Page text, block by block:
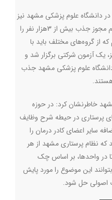
دانشگاه علوم پزشکی مشهد نیز
گفت: با پیگیری هایی که انجام دادیم مجوز جذب بیش از 3هزار نفر را
از گروه‌های مختلف باید با
روز 16 شهریور نیز، یک آزمون شرکتی برگزار شد و
دانشگاه علوم پزشکی مشهد جذب
.
خاطرنشان کرد: در حوزه
پرستاری در حیطه شرح وظایف
سایر اعضای کادر درمان را
که نظام پرستاری مشهد از هر
تا در واحدها، بر اساس چک
این موضوع را مورد پایش
اصولی حل شود.